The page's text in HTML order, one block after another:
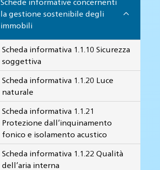
la gestione sostenibile degli
immobili
Scheda informativa 1.1.10 Sicurezza
soggettiva
Scheda informativa 1.1.20 Luce
naturale
Scheda informativa 1.1.21
Protezione dall’inquinamento
fonico e isolamento acustico
Scheda informativa 1.1.22 Qualità
dell’aria interna